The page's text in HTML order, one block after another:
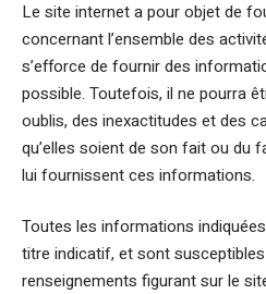
Le site internet a pour objet de
concernant l’ensemble des
s’efforce de fournir des
possible. Toutefois, il ne pourra
oublis, des inexactitudes et des
qu’elles soient de son fait ou du
lui fournissent ces informations.
Toutes les informations
titre indicatif, et sont susceptibles
renseignements figurant sur le